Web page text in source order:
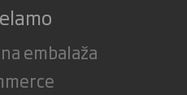
embalaža